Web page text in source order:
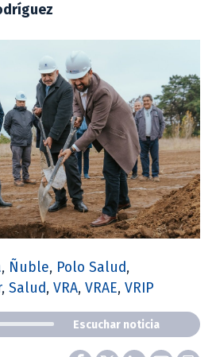
, Ñuble, Polo Salud,
, Salud, VRA, VRAE, VRIP
Escuchar noticia